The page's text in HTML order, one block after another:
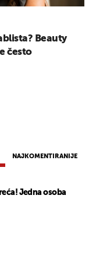
NAJKOMENTIRANIJE
Jedna osoba
Beauty
često